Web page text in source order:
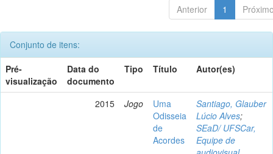
Anterior 1
Conjunto de itens:
Pré-
visualização
Data do
documento
Tipo Título Autor(es)
2015 Jogo
Uma
Odisseia
de
Acordes
Santiago, Glauber
Lúcio Alves;
SEaD/ UFSCar,
Equipe de